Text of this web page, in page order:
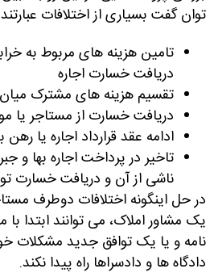
توان گفت بسیاری از اختلافات عبارتند
تامین هزینه های مربوط به
دریافت خسارت اجاره
تقسیم هزینه های مشترک
دریافت خسارت از مستاجر یا
ادامه عقد قرارداد اجاره یا
تاخیر در پرداخت اجاره بها و
ناشی از آن و دریافت خسارت
در حل اینگونه اختلافات دوطرف
یک مشاور املاک، می توانند ابتدا با
نامه و یا یک توافق جدید مشکلات
دادگاه ها و دادسراها راه پیدا نکند.